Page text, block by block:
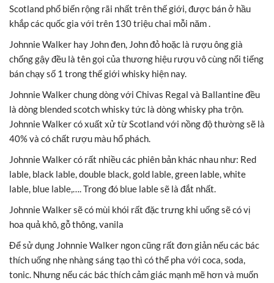
Scotland phổ biến rộng rãi nhất trên thế giới, được bán ở hầu
khắp các quốc gia với trên 130 triệu chai mỗi năm .
Johnnie Walker hay John đen, John đỏ hoặc là rượu ông già
chống gậy đều là tên gọi của thương hiệu rượu vô cùng nổi tiếng
bán chạy số 1 trong thế giới whisky hiện nay.
Johnnie Walker chung dòng với Chivas Regal và Ballantine đều
là dòng blended scotch whisky tức là dòng whisky pha trộn.
Johnnie Walker có xuất xử từ Scotland với nồng độ thường sẽ là
40% và có chất rượu màu hổ phách.
Johnnie Walker có rất nhiều các phiên bản khác nhau như: Red
lable, black lable, double black, gold lable, green lable, white
lable, blue lable,…. Trong đó blue lable sẽ là đắt nhất.
Johnnie Walker sẽ có mùi khói rất đặc trưng khi uống sẽ có vị
hoa quả khô, gỗ thông, vanila
Để sử dụng Johnnie Walker ngon cũng rất đơn giản nếu các bác
thích uống nhẹ nhàng sáng tạo thì có thể pha với coca, soda,
tonic. Nhưng nếu các bác thích cảm giác mạnh mẽ hơn và muốn